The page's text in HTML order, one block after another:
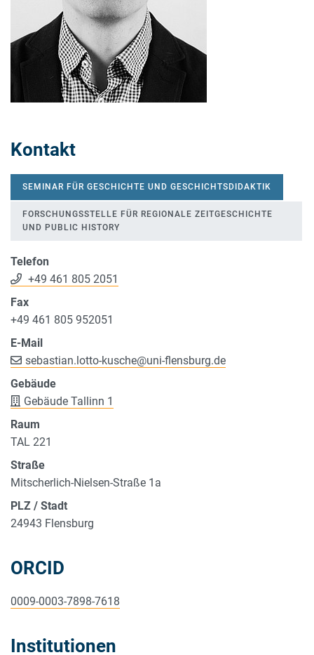
Kontakt
SEMINAR FÜR GESCHICHTE UND GESCHICHTSDIDAKTIK
FORSCHUNGSSTELLE FÜR REGIONALE ZEITGESCHICHTE
UND PUBLIC HISTORY
Telefon
+49 461 805 2051
Fax
+49 461 805 952051
E-Mail
sebastian.lotto-kusche@uni-flensburg.de
Gebäude
Gebäude Tallinn 1
Raum
TAL 221
Straße
Mitscherlich-Nielsen-Straße 1a
PLZ / Stadt
24943 Flensburg
ORCID
0009-0003-7898-7618
Institutionen